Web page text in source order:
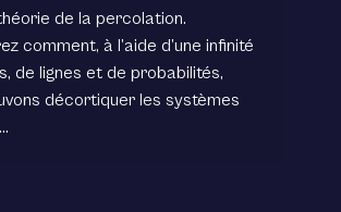
de la percolation.
comment, à l’aide d’une infinité
de lignes et de probabilités,
décortiquer les systèmes